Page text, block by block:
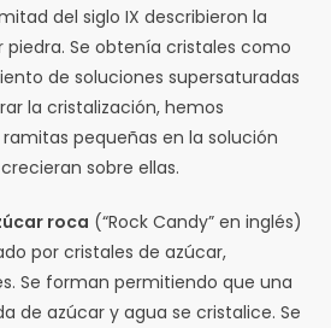
del siglo IX describieron la
Se obtenía cristales como
de soluciones supersaturadas
la cristalización, hemos
pequeñas en la solución
sobre ellas.
roca (“Rock Candy” en inglés)
por cristales de azúcar,
Se forman permitiendo que una
de azúcar y agua se cristalice. Se